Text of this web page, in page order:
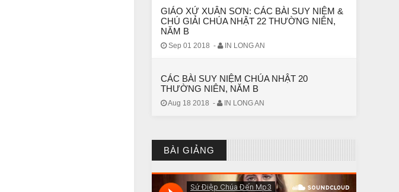
GIÁO XỨ XUÂN SƠN: CÁC BÀI SUY NIỆM &
CHÚ GIẢI CHÚA NHẬT 22 THƯỜNG NIÊN,
NĂM B
Sep 01 2018 - IN LONG AN
CÁC BÀI SUY NIỆM CHÚA NHẬT 20
THƯỜNG NIÊN, NĂM B
Aug 18 2018 - IN LONG AN
BÀI GIẢNG
CHUYỆN Ý NGHĨA
CÔ BÉ BÁN DIÊM